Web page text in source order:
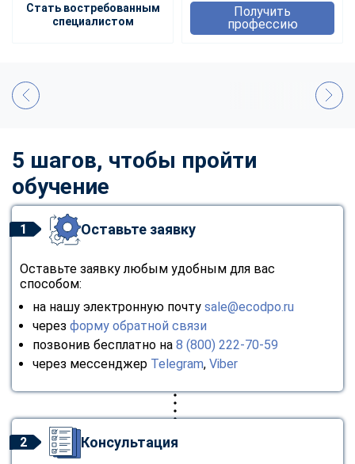
Стать востребованным
специалистом
Получить
профессию
5 шагов, чтобы пройти
обучение
1 Оставьте заявку
Оставьте заявку любым удобным для вас
способом:
на нашу электронную почту sale@ecodpo.ru
через форму обратной связи
позвонив бесплатно на 8 (800) 222-70-59
через мессенджер Telegram, Viber
2 Консультация